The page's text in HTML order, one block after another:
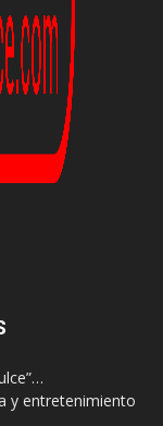
y entretenimiento